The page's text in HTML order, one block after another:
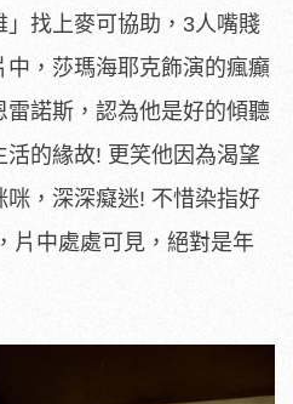
找上麥可協助，3人嘴賤
，莎瑪海耶克飾演的瘋癲
雷諾斯，認為他是好的傾聽
的緣故! 更笑他因為渴望
，深深癡迷! 不惜染指好
片中處處可見，絕對是年